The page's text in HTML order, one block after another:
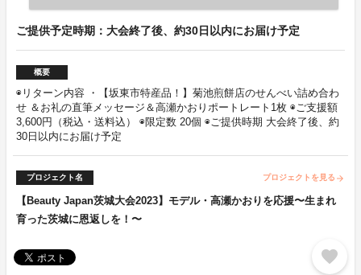
ご提供予定時期：大会終了後、約30日以内にお届け予定
概要
◉リターン内容 ・【坂東市特産品！】菊池煎餅店のせんべい詰め合わ
せ ＆お礼の直筆メッセージ＆高瀬かおりポートレート1枚 ◉ご支援額
3,600円（税込・送料込） ◉限定数 20個 ◉ご提供時期 大会終了後、約
30日以内にお届け予定
プロジェクト名 プロジェクトを見る arrow_forward
【Beauty Japan茨城大会2023】モデル・高瀬かおりを応援〜生まれ
育った茨城に恩返しを！〜
favorite